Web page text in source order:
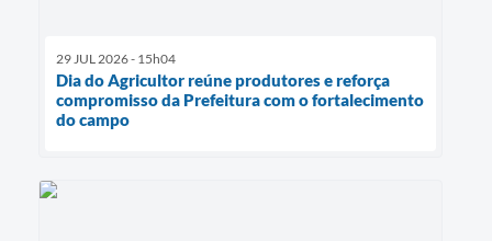
29 JUL 2026 - 15h04
Dia do Agricultor reúne produtores e reforça
compromisso da Prefeitura com o fortalecimento
do campo